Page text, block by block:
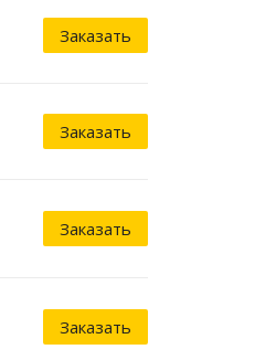
Заказать
Заказать
Заказать
Заказать